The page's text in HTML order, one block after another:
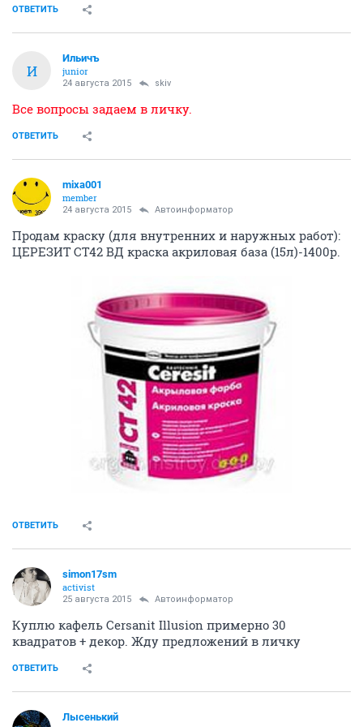
ОТВЕТИТЬ
И
Ильичъ
junior
24 августа 2015 skiv
Все вопросы задаем в личку.
ОТВЕТИТЬ
mixa001
member
24 августа 2015 Автоинформатор
Продам краску (для внутренних и наружных работ):
ЦЕРЕЗИТ СТ42 ВД краска акриловая база (15л)-1400р.
ОТВЕТИТЬ
simon17sm
activist
25 августа 2015 Автоинформатор
Куплю кафель Cersanit Illusion примерно 30
квадратов + декор. Жду предложений в личку
ОТВЕТИТЬ
Лысенький